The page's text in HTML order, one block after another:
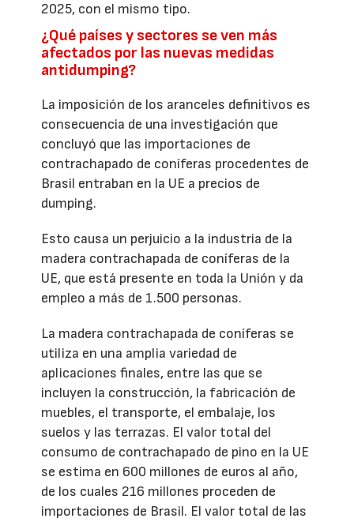
2025, con el mismo tipo.
¿Qué países y sectores se ven más
afectados por las nuevas medidas
antidumping?
La imposición de los aranceles definitivos es
consecuencia de una investigación que
concluyó que las importaciones de
contrachapado de coníferas procedentes de
Brasil entraban en la UE a precios de
dumping.
Esto causa un perjuicio a la industria de la
madera contrachapada de coníferas de la
UE, que está presente en toda la Unión y da
empleo a más de 1.500 personas.
La madera contrachapada de coníferas se
utiliza en una amplia variedad de
aplicaciones finales, entre las que se
incluyen la construcción, la fabricación de
muebles, el transporte, el embalaje, los
suelos y las terrazas. El valor total del
consumo de contrachapado de pino en la UE
se estima en 600 millones de euros al año,
de los cuales 216 millones proceden de
importaciones de Brasil. El valor total de las